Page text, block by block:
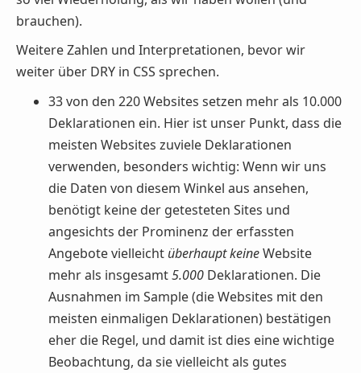
brauchen).
Weitere Zahlen und Interpretationen, bevor wir
weiter über DRY in CSS sprechen.
33 von den 220 Websites setzen mehr als 10.000
Deklarationen ein. Hier ist unser Punkt, dass die
meisten Websites zuviele Deklarationen
verwenden, besonders wichtig: Wenn wir uns
die Daten von diesem Winkel aus ansehen,
benötigt keine der getesteten Sites und
angesichts der Prominenz der erfassten
Angebote vielleicht überhaupt keineWebsite
mehr als insgesamt5.000 Deklarationen. Die
Ausnahmen im Sample (die Websites mit den
meisten einmaligen Deklarationen) bestätigen
eher die Regel, und damit ist dies eine wichtige
Beobachtung, da sie vielleicht als gutes